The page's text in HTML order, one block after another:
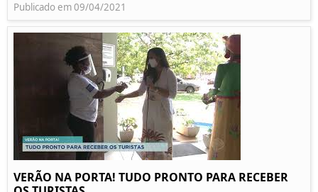
Publicado em 09/04/2021
VERÃO NA PORTA! TUDO PRONTO PARA RECEBER